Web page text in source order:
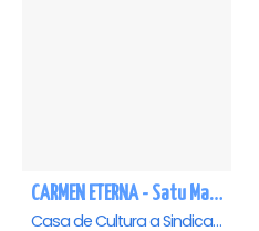
CARMEN ETERNA - Satu Mare
Casa de Cultura a Sindicatelor , Satu-Mare